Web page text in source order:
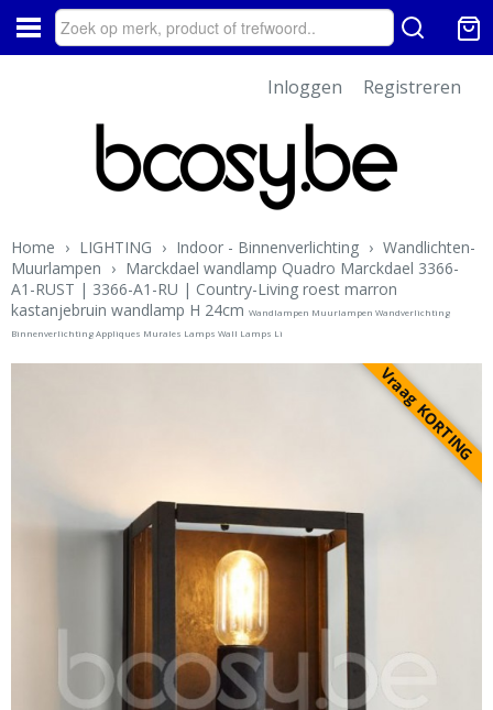
Inloggen Registreren
Home › LIGHTING › Indoor - Binnenverlichting › Wandlichten-
Muurlampen › Marckdael wandlamp Quadro Marckdael 3366-
A1-RUST | 3366-A1-RU | Country-Living roest marron
kastanjebruin wandlamp H 24cm Wandlampen Muurlampen Wandverlichting
Binnenverlichting Appliques Murales Lamps Wall Lamps Li
Vraag KORTING